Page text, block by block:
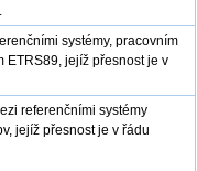
systémy, pracovním
ETRS89, jejíž přesnost je v
referenčními systémy
jejíž přesnost je v řádu